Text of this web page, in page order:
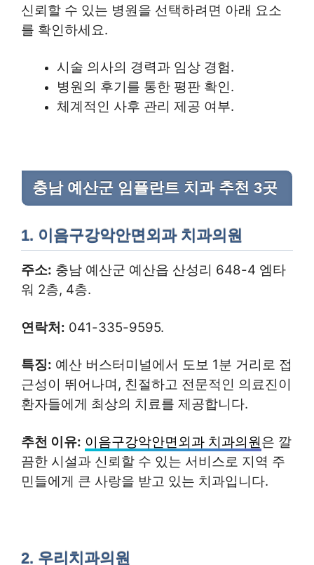
신뢰할 수 있는 병원을 선택하려면 아래 요소
를 확인하세요.
시술 의사의 경력과 임상 경험.
병원의 후기를 통한 평판 확인.
체계적인 사후 관리 제공 여부.
충남 예산군 임플란트 치과 추천 3곳
1. 이음구강악안면외과 치과의원
주소: 충남 예산군 예산읍 산성리 648-4 엠타
워 2층, 4층.
연락처: 041-335-9595.
특징: 예산 버스터미널에서 도보 1분 거리로 접
근성이 뛰어나며, 친절하고 전문적인 의료진이
환자들에게 최상의 치료를 제공합니다.
추천 이유: 이음구강악안면외과 치과의원은 깔
끔한 시설과 신뢰할 수 있는 서비스로 지역 주
민들에게 큰 사랑을 받고 있는 치과입니다.
2. 우리치과의원